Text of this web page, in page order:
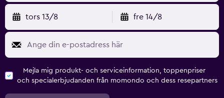
tors 13/8 fre 14/8
Mejla mig produkt- och serviceinformation, toppenpriser
och specialerbjudanden från momondo och dess resepartners